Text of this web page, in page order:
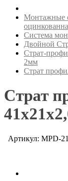
Монтажные
Система
Двойной
Страт-
2мм
Страт
Страт
Артикул: MPD-